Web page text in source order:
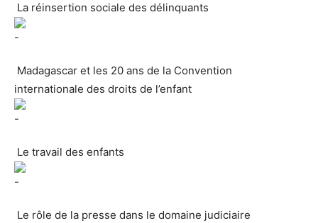
La réinsertion sociale des délinquants
Madagascar et les 20 ans de la Convention
internationale des droits de l’enfant
Le travail des enfants
Le rôle de la presse dans le domaine judiciaire